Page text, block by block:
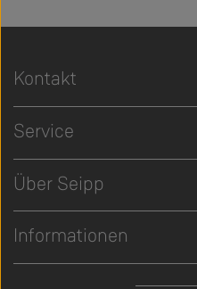
Kontakt
Service
Über Seipp
Informationen